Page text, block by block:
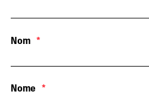
Nom *
Nome *